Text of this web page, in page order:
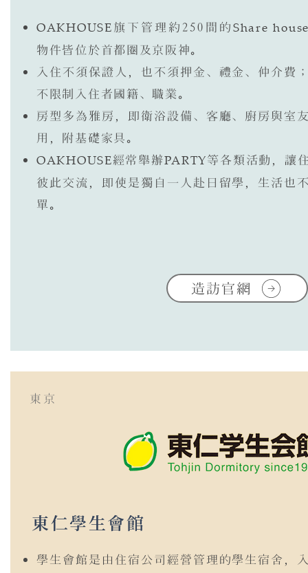
OAKHOUSE旗下管理約250間的Share
物件皆位於首都圈及京阪神。
入住不須保證人，也不須押金、禮金、仲介費
不限制入住者國籍、職業。
房型多為雅房，即衛浴設備、客廳、廚房與室
用，附基礎家具。
OAKHOUSE經常舉辦PARTY等各類活動，讓
彼此交流，即使是獨自一人赴日留學，生活也
單。
造訪官網
​東京
東仁學生會館
學生會館是由住宿公司經營管理的學生宿舍，